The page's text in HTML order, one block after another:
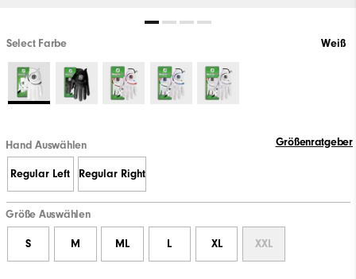
Select Farbe Weiß
Hand Auswählen Größenratgeber
Regular Left Regular Right
Größe Auswählen
S M ML L XL XXL